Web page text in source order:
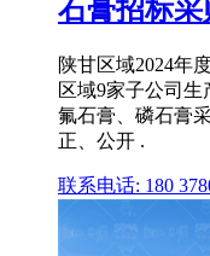
石膏招标采
陕甘区域2024年
区域9家子公司生
氟石膏、磷石膏
正、公开 .
联系电话: 180